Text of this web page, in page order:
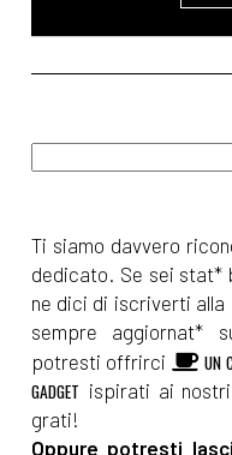
Ti siamo davvero
dedicato. Se sei stat*
ne dici di iscriverti alla
sempre aggiornat*
potresti offrirci
UN
GADGET ispirati ai
grati!
Oppure potresti